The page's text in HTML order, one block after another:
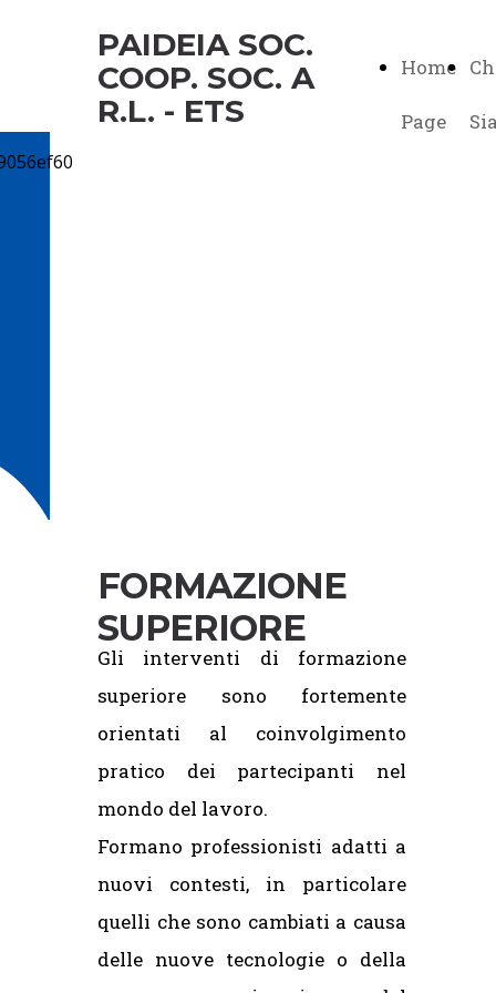
Home
Page
PAIDEIA SOC.
COOP. SOC. A
R.L. - ETS
FORMAZIONE
SUPERIORE
Gli interventi di formazione
superiore sono fortemente
orientati al coinvolgimento
pratico dei partecipanti nel
mondo del lavoro.
Formano professionisti adatti a
nuovi contesti, in particolare
quelli che sono cambiati a causa
delle nuove tecnologie o della